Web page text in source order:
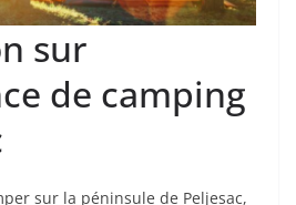
sur
de camping
sur la péninsule de Peljesac,